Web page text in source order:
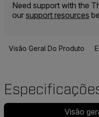
Need support with the
our support resources
Visão Geral Do Produto
Visão